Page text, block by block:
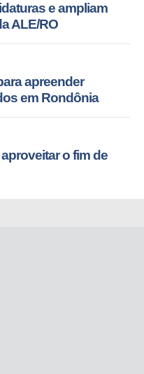
e ampliam
ALE/RO
apreender
em Rondônia
o fim de